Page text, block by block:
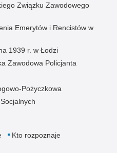
Związku Zawodowego
Emerytów i Rencistów w
1939 r. w Łodzi
Zawodowa Policjanta
Pożyczkowa
Kto rozpoznaje